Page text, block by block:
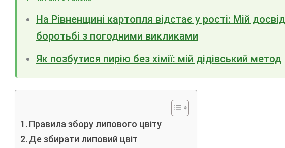
На Рівненщині картопля відстає у рості: Мій
боротьбі з погодними викликами
Як позбутися пирію без хімії: мій дідівський метод
Правила збору липового цвіту
Де збирати липовий цвіт